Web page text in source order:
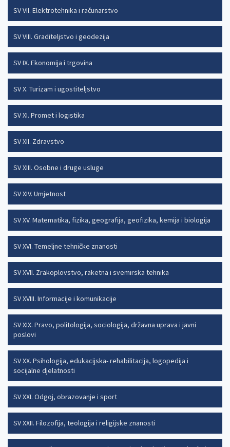
SV VII. Elektrotehnika i računarstvo
SV VIII. Graditeljstvo i geodezija
SV IX. Ekonomija i trgovina
SV X. Turizam i ugostiteljstvo
SV XI. Promet i logistika
SV XII. Zdravstvo
SV XIII. Osobne i druge usluge
SV XIV. Umjetnost
SV XV. Matematika, fizika, geografija, geofizika, kemija i biologija
SV XVI. Temeljne tehničke znanosti
SV XVII. Zrakoplovstvo, raketna i svemirska tehnika
SV XVIII. Informacije i komunikacije
SV XIX. Pravo, politologija, sociologija, državna uprava i javni
poslovi
SV XX. Psihologija, edukacijska- rehabilitacija, logopedija i
socijalne djelatnosti
SV XXI. Odgoj, obrazovanje i sport
SV XXII. Filozofija, teologija i religijske znanosti